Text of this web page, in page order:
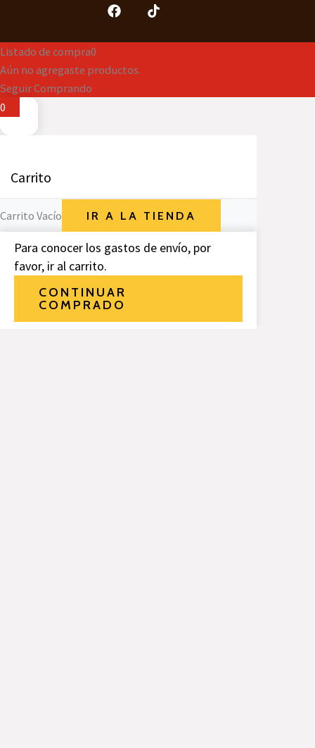
Listado de compra0
Aún no agregaste productos.
Seguir Comprando
0
Carrito
Carrito Vacío IR A LA TIENDA
Para conocer los gastos de envío, por
favor, ir al carrito.
CONTINUAR
COMPRADO